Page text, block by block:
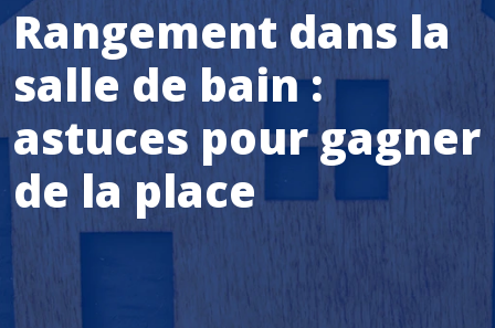
Rangement dans la
salle de bain :
astuces pour gagner
de la place